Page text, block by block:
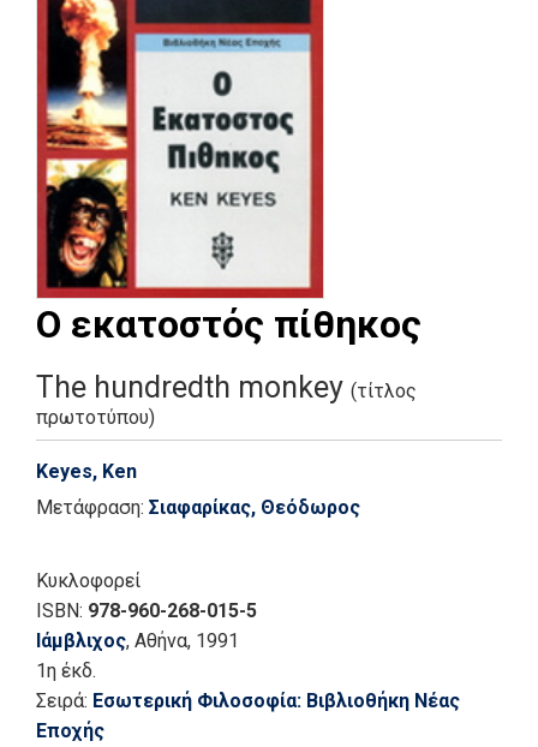
Ο εκατοστός πίθηκος
The hundredth monkey (τίτλος
πρωτοτύπου)
Keyes, Ken
Μετάφραση: Σιαφαρίκας, Θεόδωρος
Κυκλοφορεί
ISBN: 978-960-268-015-5
Ιάμβλιχος, Αθήνα, 1991
1η έκδ.
Σειρά: Εσωτερική Φιλοσοφία: Βιβλιοθήκη Νέας
Εποχής